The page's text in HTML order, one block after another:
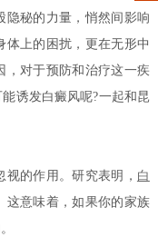
隐秘的力量，悄然间影响
体上的困扰，更在无形中
，对于预防和治疗这一疾
诱发白癜风呢?一起和昆
的作用。研究表明， 白
这意味着，如果你的家族